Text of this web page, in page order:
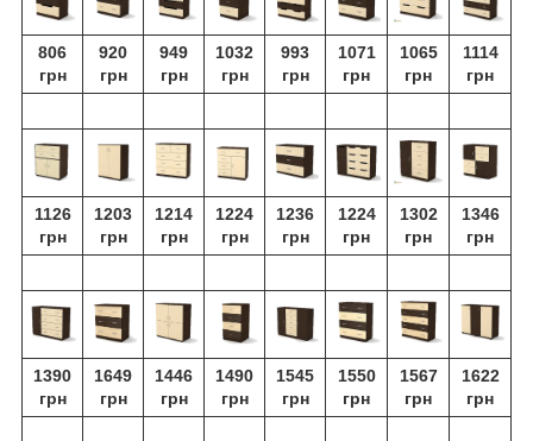
806
грн
920
грн
949
грн
1032
грн
993
грн
1071
грн
1065
грн
1114
грн
1126
грн
1203
грн
1214
грн
1224
грн
1236
грн
1224
грн
1302
грн
1346
грн
1390
грн
1649
грн
1446
грн
1490
грн
1545
грн
1550
грн
1567
грн
1622
грн